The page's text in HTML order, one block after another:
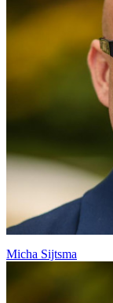
Micha Sijtsma